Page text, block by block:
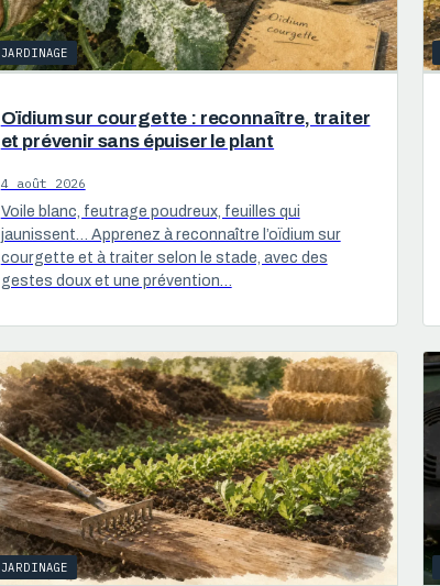
JARDINAGE
Oïdium sur courgette : reconnaître, traiter
et prévenir sans épuiser le plant
4 août 2026
Voile blanc, feutrage poudreux, feuilles qui
jaunissent… Apprenez à reconnaître l’oïdium sur
courgette et à traiter selon le stade, avec des
gestes doux et une prévention…
JARDINAGE